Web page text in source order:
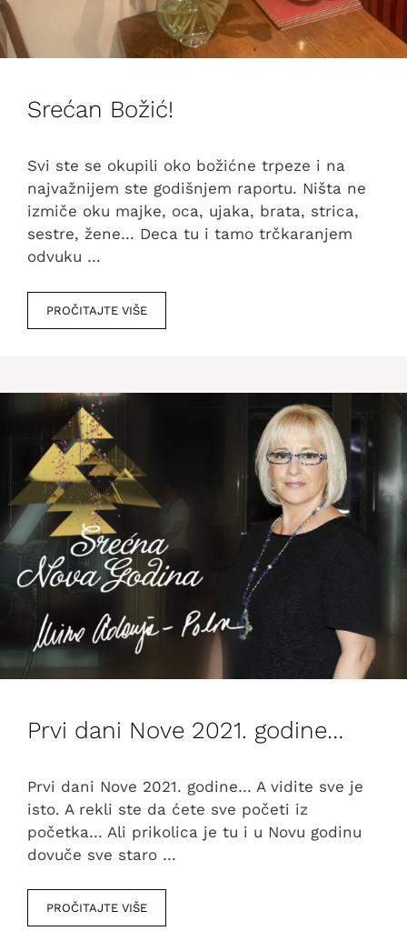
Srećan Božić!
Svi ste se okupili oko božićne trpeze i na
najvažnijem ste godišnjem raportu. Ništa ne
izmiče oku majke, oca, ujaka, brata, strica,
sestre, žene… Deca tu i tamo trčkaranjem
odvuku …
PROČITAJTE VIŠE
Prvi dani Nove 2021. godine…
Prvi dani Nove 2021. godine… A vidite sve je
isto. A rekli ste da ćete sve početi iz
početka… Ali prikolica je tu i u Novu godinu
dovuče sve staro …
PROČITAJTE VIŠE